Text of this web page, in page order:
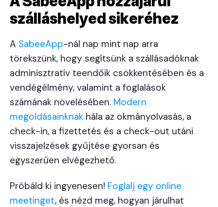
szálláshelyed sikeréhez
A SabeeApp-nál nap mint nap arra
törekszünk, hogy segítsünk a szállásadóknak
adminisztratív teendőik csökkentésében és a
vendégélmény, valamint a foglalások
számának növelésében. Modern
megoldásainknak hála az okmányolvasás, a
check-in, a fizettetés és a check-out utáni
visszajelzések gyűjtése gyorsan és
egyszerűen elvégezhető.
Próbáld ki ingyenesen! Foglalj egy online
meetinget, és nézd meg, hogyan járulhat